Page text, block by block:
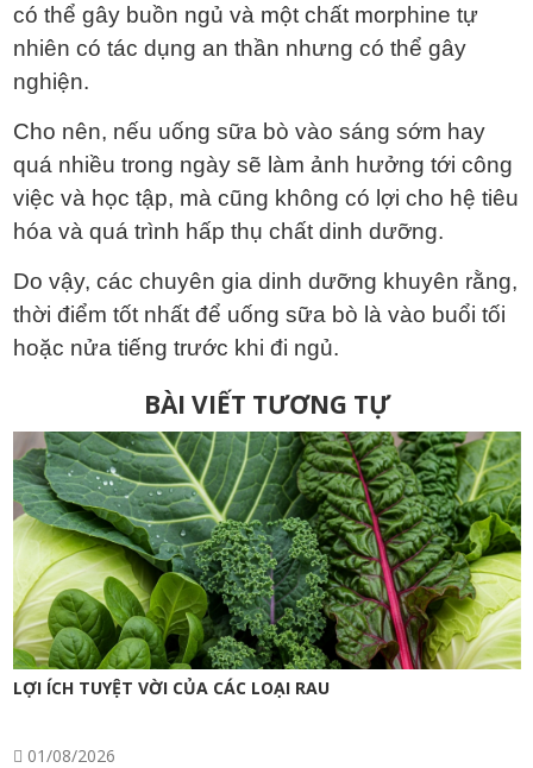
có thể gây buồn ngủ và một chất morphine tự
nhiên có tác dụng an thần nhưng có thể gây
nghiện.
Cho nên, nếu uống sữa bò vào sáng sớm hay
quá nhiều trong ngày sẽ làm ảnh hưởng tới công
việc và học tập, mà cũng không có lợi cho hệ tiêu
hóa và quá trình hấp thụ chất dinh dưỡng.
Do vậy, các chuyên gia dinh dưỡng khuyên rằng,
thời điểm tốt nhất để uống sữa bò là vào buổi tối
hoặc nửa tiếng trước khi đi ngủ.
hướng
bài
viết
BÀI VIẾT TƯƠNG TỰ
LỢI ÍCH TUYỆT VỜI CỦA CÁC LOẠI RAU
01/08/2026